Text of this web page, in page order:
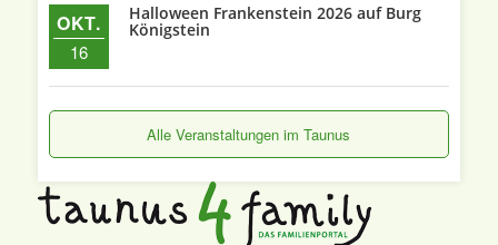
OKT.
16
Halloween Frankenstein 2026 auf Burg
Königstein
Alle Veranstaltungen im Taunus